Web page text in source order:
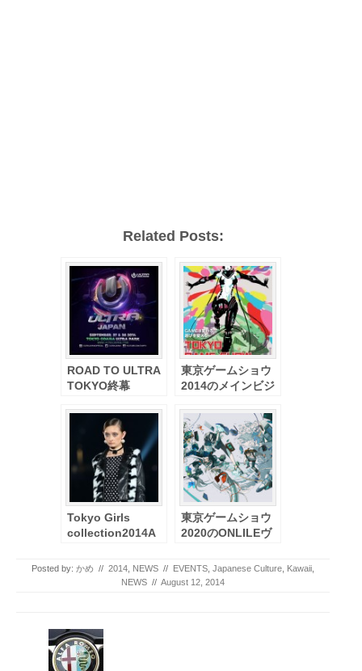
Related Posts:
ROAD TO ULTRA
TOKYO終幕
2014の開催が決定
東京ゲームショウ
2014のメインビジ
Tokyo Girls
collection2014A
東京ゲームショウ
2020のONLILEヴ
だ！
Posted by: かめ // 2014 NEWS // EVENTS Japanese Culture Kawaii
NEWS // August 12, 2014